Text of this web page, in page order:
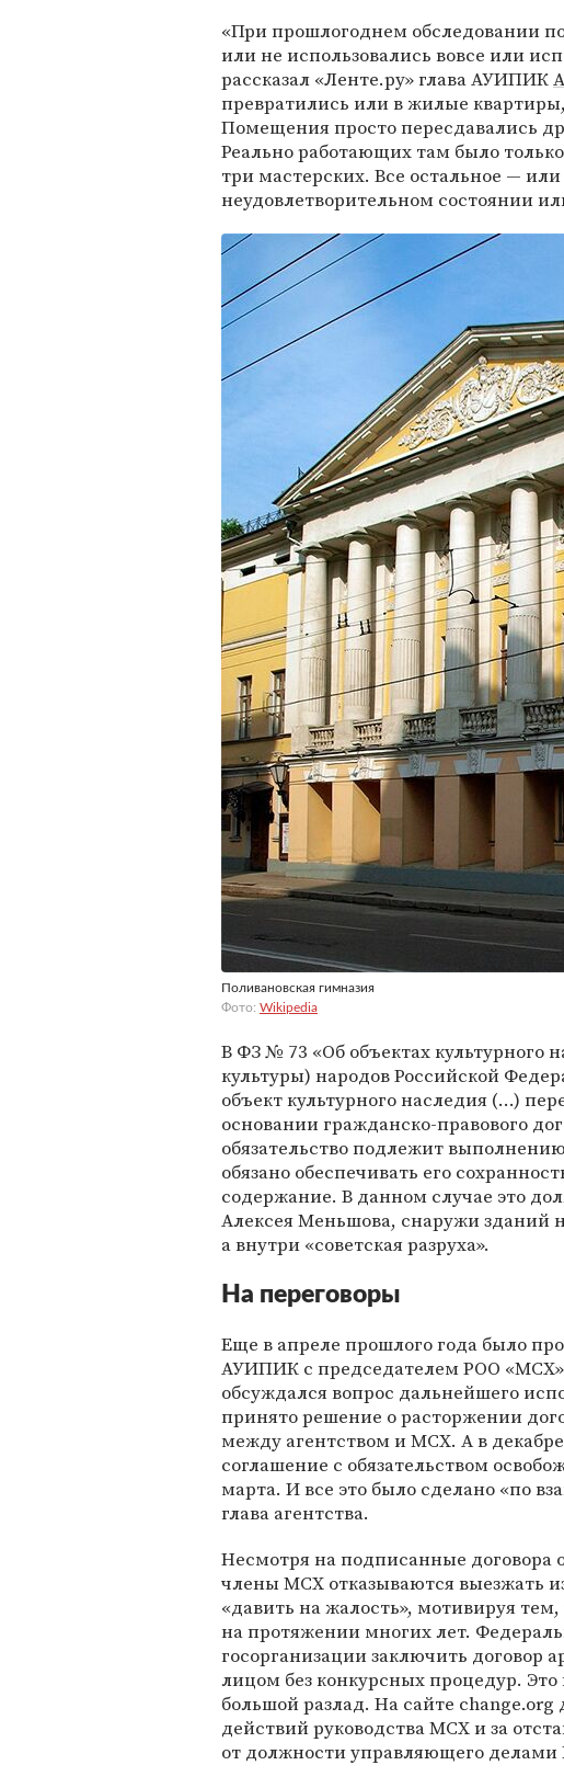
«При прошлогоднем обследовании
или не использовались вовсе или
рассказал «Ленте.ру» глава АУИПИК
превратились или в жилые
Помещения просто пересдавались
Реально работающих там было
три мастерских. Все остальное —
неудовлетворительном состоянии
Поливановская гимназия
Фото: Wikipedia
В ФЗ № 73 «Об объектах культурного
культуры) народов Российской
объект культурного наследия (…)
основании гражданско-правового
обязательство подлежит
обязано обеспечивать его
содержание. В данном случае это
Алексея Меньшова, снаружи зданий
а внутри «советская разруха».
На переговоры
Еще в апреле прошлого года было
АУИПИК с председателем РОО
обсуждался вопрос дальнейшего
принято решение о расторжении
между агентством и МСХ. А в
соглашение с обязательством
марта. И все это было сделано «по
глава агентства.
Несмотря на подписанные договора
члены МСХ отказываются выезжать
«давить на жалость», мотивируя
на протяжении многих лет.
госорганизации заключить
лицом без конкурсных процедур.
большой разлад. На сайте change.org
действий руководства МСХ и за
от должности управляющего